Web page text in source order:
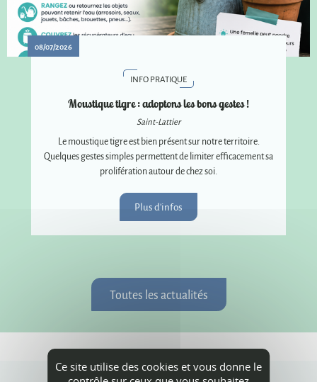
08/07/2026
INFO PRATIQUE
Moustique tigre : adoptons les bons gestes !
Saint-Lattier
Le moustique tigre est bien présent sur notre territoire.
Quelques gestes simples permettent de limiter efficacement sa
prolifération autour de chez soi.
Plus d'infos
Toutes les actualités
Ce site utilise des cookies et vous donne le